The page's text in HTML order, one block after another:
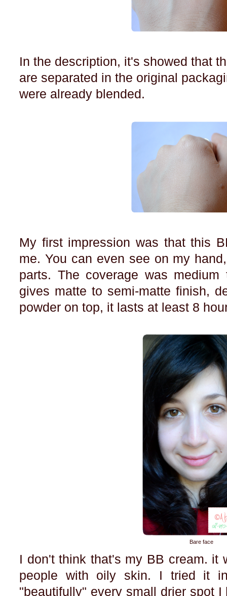
In the description, it's showed that
are separated in the original
were already blended.
My first impression was that this
me. You can even see on my
parts. The coverage was
gives matte to semi-matte finish,
powder on top, it lasts at least 8
Bare face
I don't think that's my BB cream. it
people with oily skin. I tried it
"beautifully" every small drier spot